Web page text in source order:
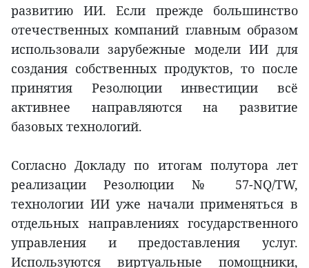
развитию ИИ. Если прежде большинство
отечественных компаний главным образом
использовали зарубежные модели ИИ для
создания собственных продуктов, то после
принятия Резолюции инвестиции всё
активнее направляются на развитие
базовых технологий.
Согласно Докладу по итогам полутора лет
реализации Резолюции № 57-NQ/TW,
технологии ИИ уже начали применяться в
отдельных направлениях государственного
управления и предоставления услуг.
Используются виртуальные помощники,